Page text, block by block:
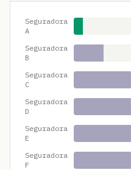
Seguradora
A
Seguradora
B
Seguradora
C
Seguradora
D
Seguradora
E
Seguradora
F